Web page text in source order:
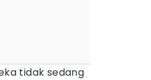
tidak sedang